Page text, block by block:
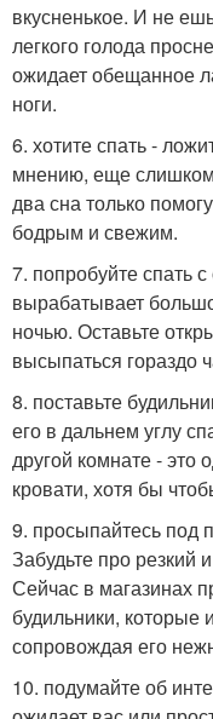
вкусненькое. И не
легкого голода
ожидает обещанное
ноги.
6. хотите спать -
мнению, еще
два сна только
бодрым и свежим.
7. попробуйте спать
вырабатывает
ночью. Оставьте
высыпаться гораздо
8. поставьте
его в дальнем углу
другой комнате - это
кровати, хотя бы
9. просыпайтесь под
Забудьте про резкий
Сейчас в магазинах
будильники, которые
сопровождая его
10. подумайте об